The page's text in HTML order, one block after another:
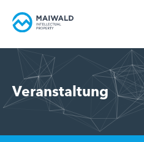
Veranstaltung